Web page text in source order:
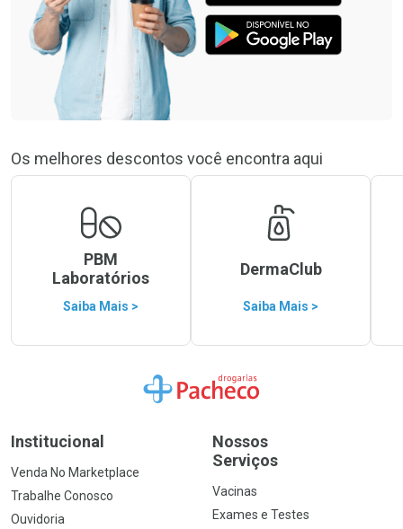
Os melhores descontos você encontra aqui
PBM
Laboratórios
Saiba Mais >
DermaClub
Saiba Mais >
Ir para a Home
Institucional
Venda No Marketplace
Trabalhe Conosco
Ouvidoria
Nossos
Serviços
Vacinas
Exames e Testes